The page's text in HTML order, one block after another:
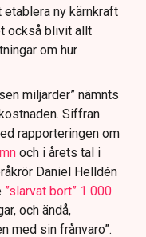
ny kärnkraft
också blivit allt
om hur
miljarder” nämnts
Siffran
rapporteringen om
och i årets tal i
Daniel Helldén
”slarvat bort” 1 000
och ändå,
med sin frånvaro”.